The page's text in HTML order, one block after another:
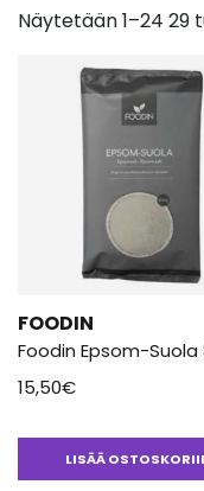
Näytetään 1–24 29
FOODIN
Foodin Epsom-Suola
15,50€
LISÄÄ